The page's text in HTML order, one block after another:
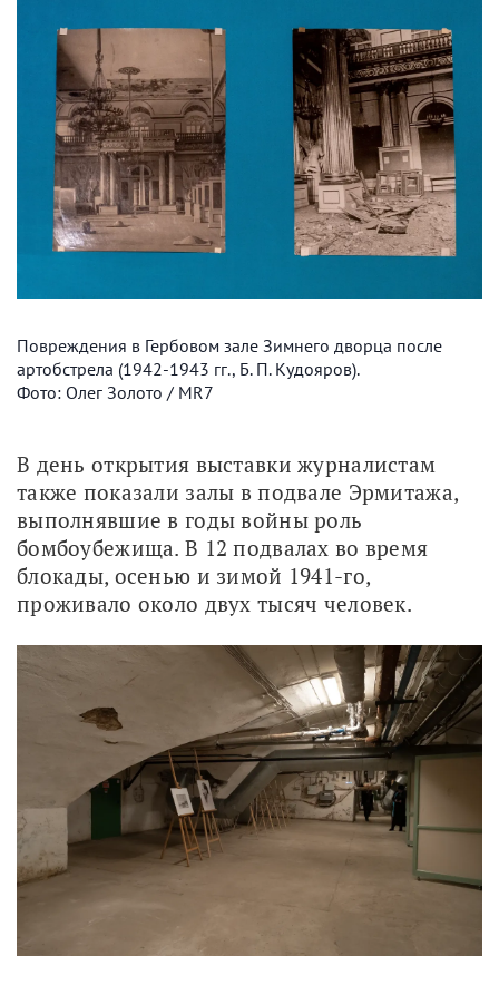
Повреждения в Гербовом зале Зимнего дворца после
артобстрела (1942-1943 гг., Б. П. Кудояров).
Фото: Олег Золото / MR7
В день открытия выставки журналистам
также показали залы в подвале Эрмитажа,
выполнявшие в годы войны роль
бомбоубежища. В 12 подвалах во время
блокады, осенью и зимой 1941-го,
проживало около двух тысяч человек.